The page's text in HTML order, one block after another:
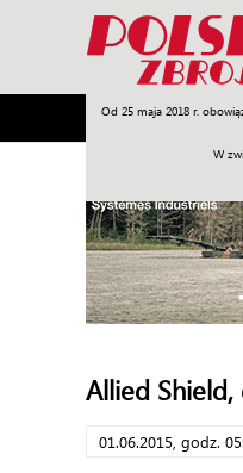
Od 25 maja 2018 r.
W
Armia Poligon
Allied
01.06.2015, godz.